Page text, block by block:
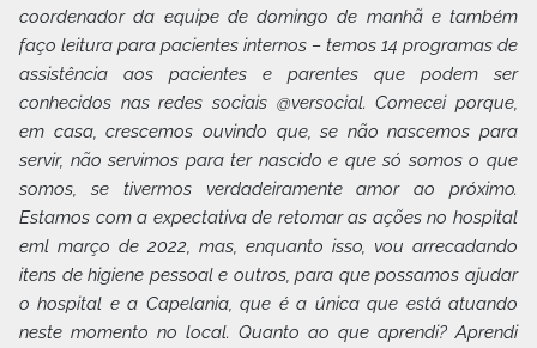
coordenador da equipe de domingo de manhã e também
faço leitura para pacientes internos – temos 14 programas de
assistência aos pacientes e parentes que podem ser
conhecidos nas redes sociais @versocial. Comecei porque,
em casa, crescemos ouvindo que, se não nascemos para
servir, não servimos para ter nascido e que só somos o que
somos, se tivermos verdadeiramente amor ao próximo.
Estamos com a expectativa de retomar as ações no hospital
eml março de 2022, mas, enquanto isso, vou arrecadando
itens de higiene pessoal e outros, para que possamos ajudar
o hospital e a Capelania, que é a única que está atuando
neste momento no local. Quanto ao que aprendi? Aprendi